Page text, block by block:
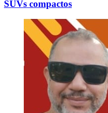
SUVs compactos